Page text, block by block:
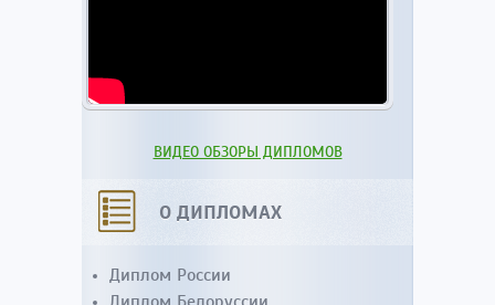
ВИДЕО ОБЗОРЫ ДИПЛОМОВ
О ДИПЛОМАХ
Диплом России